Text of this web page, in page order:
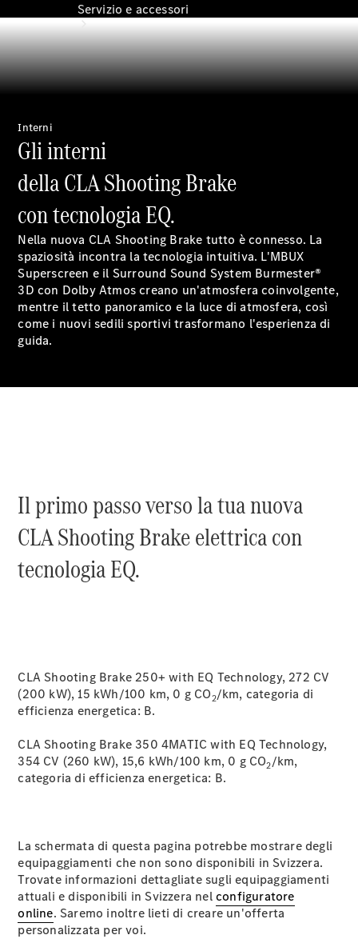
Servizio e accessori
Fissa un
appuntamento
l'assistenza
Extras
Soluzioni di
ricarica
Ricarica in
viaggio
Assistenza
Manutenzione
Riparazione
garanzia
commerciale
Richiamo
ricambio
Accessori
Interni
Gli interni
della CLA Shooting Brake
con tecnologia EQ.
Nella nuova CLA Shooting Brake tutto è connesso. La
spaziosità incontra la tecnologia intuitiva. L'MBUX
Superscreen e il Surround Sound System Burmester®
3D con DolbyAtmoscreano un'atmosfera coinvolgente,
mentre il tetto panoramico e la luce diatmosfera, così
come i nuovi sedili sportivi trasformano l'esperienza di
guida.
Il primo passo verso la tua nuova
CLA Shooting Brake elettrica con
tecnologia EQ.
CLA Shooting Brake 250+ with EQ Technology, 272 CV
(200 kW), 15 kWh/100 km, 0 g CO2/km, categoria di
efficienza energetica: B.
CLA Shooting Brake 350 4MATIC with EQ Technology,
354 CV (260 kW), 15,6 kWh/100 km, 0 g CO2/km,
categoria di efficienza energetica: B.
La schermata di questa pagina potrebbe mostrare degli
equipaggiamenti che non sono disponibili in Svizzera.
Trovate informazioni dettagliate sugli equipaggiamenti
attuali e disponibili in Svizzera nelconfiguratore
online. Saremo inoltre lieti di creare un'offerta
personalizzata per voi.